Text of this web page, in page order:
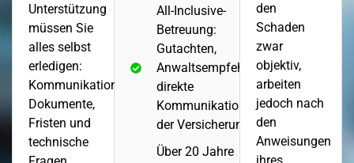
Unterstützung
müssen Sie
alles selbst
erledigen:
Kommunikation,
Dokumente,
Fristen und
technische
All-Inclusive-
Betreuung:
Gutachten,
Anwaltsempfehlung,
direkte
Kommunikation mit
der Versicherung
Über 20 Jahre
den
Schaden
zwar
objektiv,
arbeiten
jedoch nach
den
Anweisungen